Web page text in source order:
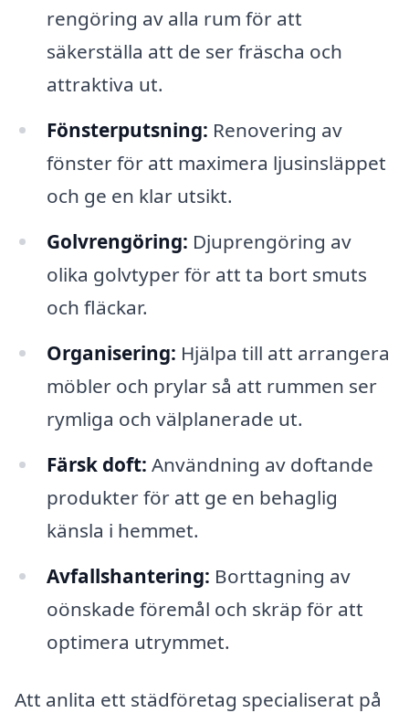
rengöring av alla rum för att
säkerställa att de ser fräscha och
attraktiva ut.
Fönsterputsning: Renovering av
fönster för att maximera ljusinsläppet
och ge en klar utsikt.
Golvrengöring: Djuprengöring av
olika golvtyper för att ta bort smuts
och fläckar.
Organisering: Hjälpa till att arrangera
möbler och prylar så att rummen ser
rymliga och välplanerade ut.
Färsk doft: Användning av doftande
produkter för att ge en behaglig
känsla i hemmet.
Avfallshantering: Borttagning av
oönskade föremål och skräp för att
optimera utrymmet.
Att anlita ett städföretag specialiserat på